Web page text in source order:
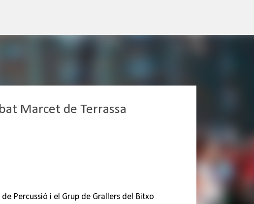
Marcet de Terrassa
Percussió i el Grup de Grallers del Bitxo